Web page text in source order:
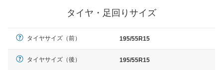
タイヤ・足回りサイズ
タイヤサイズ（前） 195/55R15
タイヤサイズ（後） 195/55R15